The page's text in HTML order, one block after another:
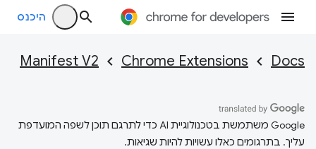
היכנס
Docs
Chrome Extensions
Manifest V2
‫Google משתמשת בטכנולוגיית AI כדי לתרגם תוכן לשפה המועדפת
עליך. בתרגומים כאלו עשויות להיות שגיאות.